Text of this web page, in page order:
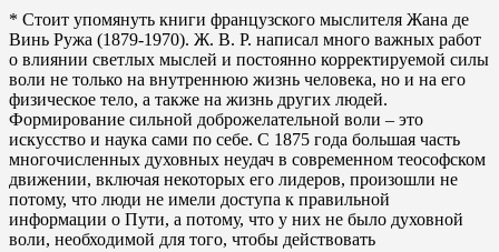
* Стоит упомянуть книги французского мыслителя Жана де
Винь Ружа (1879-1970). Ж. В. Р. написал много важных работ
о влиянии светлых мыслей и постоянно корректируемой силы
воли не только на внутреннюю жизнь человека, но и на его
физическое тело, а также на жизнь других людей.
Формирование сильной доброжелательной воли – это
искусство и наука сами по себе. С 1875 года большая часть
многочисленных духовных неудач в современном теософском
движении, включая некоторых его лидеров, произошли не
потому, что люди не имели доступа к правильной
информации о Пути, а потому, что у них не было духовной
воли, необходимой для того, чтобы действовать